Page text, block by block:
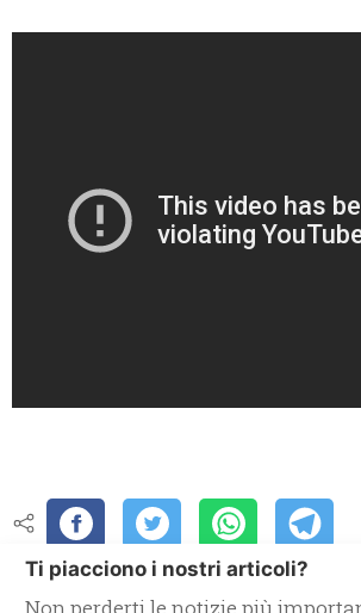
Ti piacciono i nostri articoli?